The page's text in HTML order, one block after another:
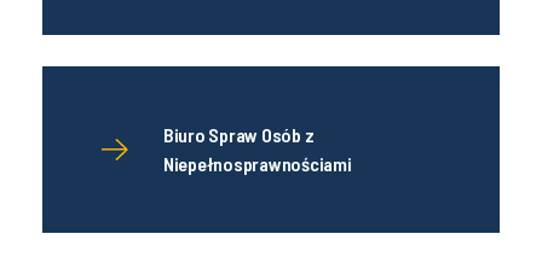
Biuro Spraw Osób z
Niepełnosprawnościami